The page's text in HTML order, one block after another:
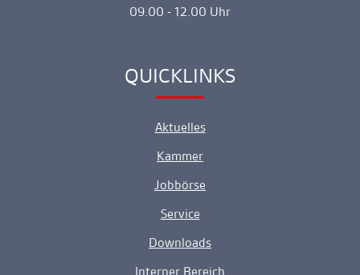
09.00 - 12.00 Uhr
Ankerlink
QUICKLINKS
Aktuelles
Kammer
Jobbörse
Service
Downloads